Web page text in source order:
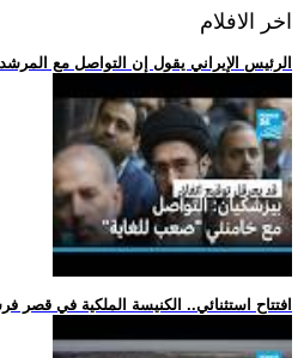
اخر الافلام
.. الرئيس الإيراني يقول إن التواصل مع
.. افتتاح استثنائي.. الكنيسة الملكية في قصر